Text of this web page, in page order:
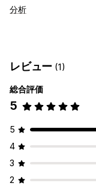
分析
レビュー (1)
総合評価
5
5
4
3
2